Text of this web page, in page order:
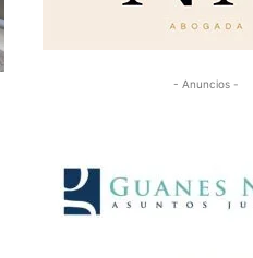
- Anuncios -